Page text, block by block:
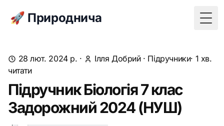
🚀 Природнича
28 лют. 2024 р. · Ілля Добрий· Підручники· 1 хв.
читати
Підручник Біологія 7 клас
Задорожний 2024 (НУШ)